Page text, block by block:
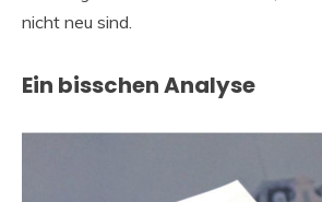
nicht neu sind.
Ein bisschen Analyse